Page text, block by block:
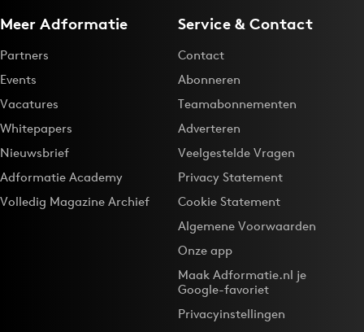
Meer Adformatie
Partners
Events
Vacatures
Whitepapers
Nieuwsbrief
Adformatie Academy
Volledig Magazine Archief
Service & Contact
Contact
Abonneren
Teamabonnementen
Adverteren
Veelgestelde Vragen
Privacy Statement
Cookie Statement
Algemene Voorwaarden
Onze app
Maak Adformatie.nl je
Google-favoriet
Privacyinstellingen